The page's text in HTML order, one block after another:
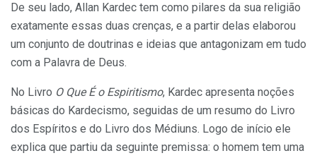
De seu lado, Allan Kardec tem como pilares da sua religião
exatamente essas duas crenças, e a partir delas elaborou
um conjunto de doutrinas e ideias que antagonizam em tudo
com a Palavra de Deus.
No Livro O Que É o Espiritismo, Kardec apresenta noções
básicas do Kardecismo, seguidas de um resumo do Livro
dos Espíritos e do Livro dos Médiuns. Logo de início ele
explica que partiu da seguinte premissa: o homem tem uma